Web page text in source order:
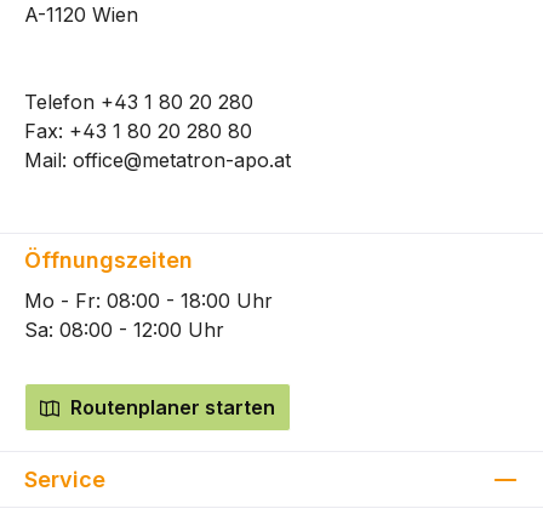
A-1120 Wien
Telefon +43 1 80 20 280
Fax: +43 1 80 20 280 80
Mail: office@metatron-apo.at
Öffnungszeiten
Mo - Fr: 08:00 - 18:00 Uhr
Sa: 08:00 - 12:00 Uhr
Routenplaner starten
Service